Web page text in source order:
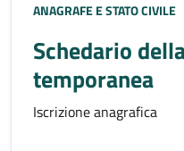
ANAGRAFE E STATO CIVILE
Schedario
temporanea
Iscrizione anagrafica